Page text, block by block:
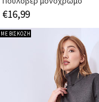
€16,99
ΜΕ ΒΙΣΚΟΖΗ